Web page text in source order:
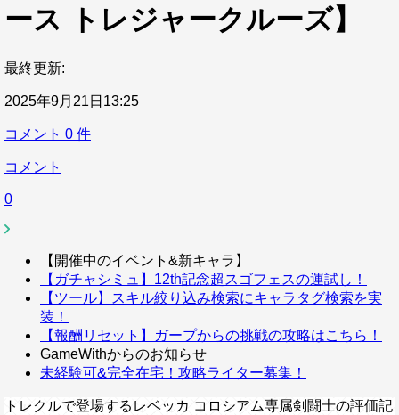
ース トレジャークルーズ】
最終更新:
2025年9月21日13:25
コメント 0 件
コメント
0
【開催中のイベント&新キャラ】
【ガチャシミュ】12th記念超スゴフェスの運試し！
【ツール】スキル絞り込み検索にキャラタグ検索を実
装！
【報酬リセット】ガープからの挑戦の攻略はこちら！
GameWithからのお知らせ
未経験可&完全在宅！攻略ライター募集！
トレクルで登場するレベッカ コロシアム専属剣闘士の評価記